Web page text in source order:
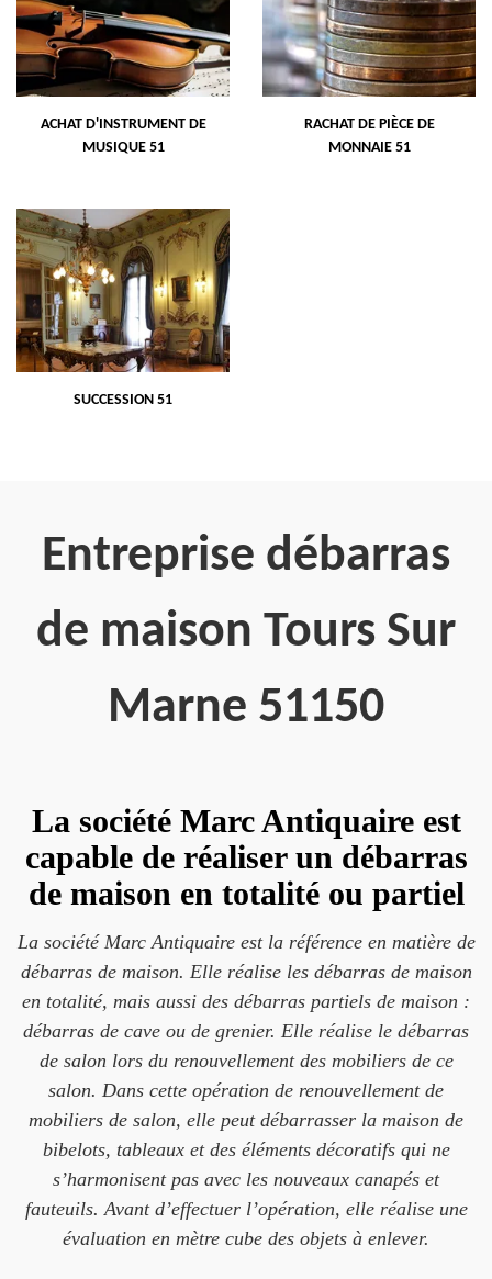
ACHAT D'INSTRUMENT DE
MUSIQUE 51
RACHAT DE PIÈCE DE
MONNAIE 51
SUCCESSION 51
Entreprise débarras
de maison Tours Sur
Marne 51150
La société Marc Antiquaire est
capable de réaliser un débarras
de maison en totalité ou partiel
La société Marc Antiquaire est la référence en matière de
débarras de maison. Elle réalise les débarras de maison
en totalité, mais aussi des débarras partiels de maison :
débarras de cave ou de grenier. Elle réalise le débarras
de salon lors du renouvellement des mobiliers de ce
salon. Dans cette opération de renouvellement de
mobiliers de salon, elle peut débarrasser la maison de
bibelots, tableaux et des éléments décoratifs qui ne
s’harmonisent pas avec les nouveaux canapés et
fauteuils. Avant d’effectuer l’opération, elle réalise une
évaluation en mètre cube des objets à enlever.